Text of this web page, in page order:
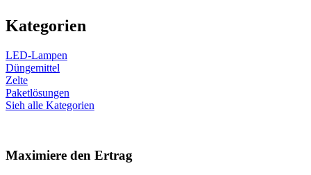
Kategorien
LED-Lampen
Düngemittel
Zelte
Paketlösungen
Sieh alle Kategorien
Maximiere den Ertrag